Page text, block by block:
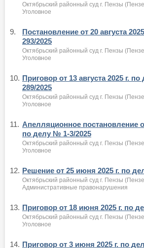
Октябрьский районный суд г. Пензы
Уголовное
9.
Постановление от 20 августа
293/2025
Октябрьский районный суд г. Пензы
Уголовное
10. Приговор от 13 августа 2025 г.
289/2025
Октябрьский районный суд г. Пензы
Уголовное
11. Апелляционное постановление
по делу № 1-3/2025
Октябрьский районный суд г. Пензы
Уголовное
12. Решение от 25 июня 2025 г. по
Октябрьский районный суд г. Пензы
Административные правонарушения
13. Приговор от 18 июня 2025 г. по
Октябрьский районный суд г. Пензы
Уголовное
14. Приговор от 3 июня 2025 г. по